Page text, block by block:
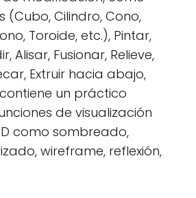
(Cubo, Cilindro, Cono,
Toroide, etc.), Pintar,
Alisar, Fusionar, Relieve,
Extruir hacia abajo,
un práctico
de visualización
como sombreado,
wireframe, reflexión,